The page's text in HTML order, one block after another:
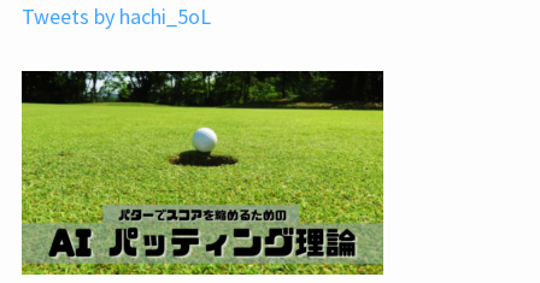
Tweets by hachi_5oL